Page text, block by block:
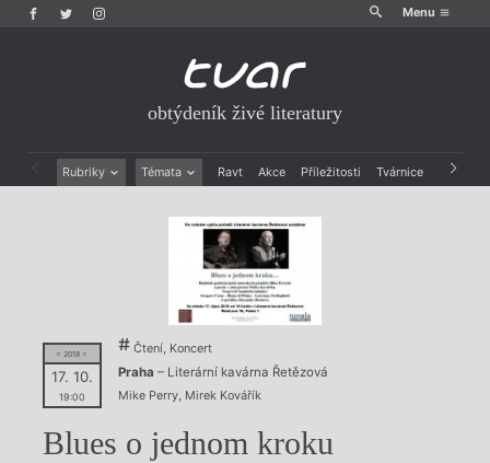
Menu
obtýdeník živé literatury
Rubriky Témata Ravt Akce Příležitosti Tvárnice Archiv
Výroční ceny
= 2018 =
17. 10.
19:00
Čtení, Koncert
Praha – Literární kavárna Řetězová
Mike Perry, Mirek Kovářík
Blues o jednom kroku